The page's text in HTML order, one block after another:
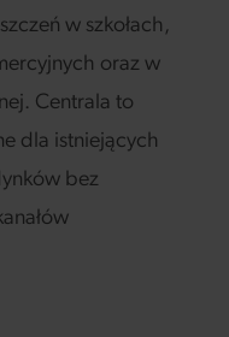
w szkołach,
oraz w
Centrala to
dla istniejących
bez